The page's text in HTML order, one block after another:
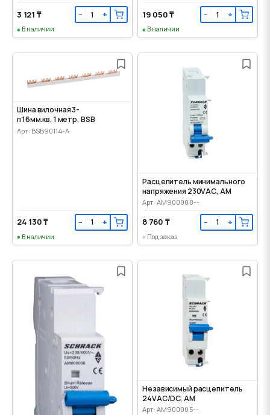
3 121 ₸ − +
В наличии
19 050 ₸ − +
В наличии
Шина вилочная 3-
п 16мм.кв, 1 метр, BSB
Арт: BSB90114-A
24 130 ₸ − +
В наличии
Расцепитель минимального
напряжения 230VАС, AM
Арт: AM900008--
8 760 ₸ − +
Под заказ
Независимый расцепитель
24VАС/DC, AM
Арт: AM900005--